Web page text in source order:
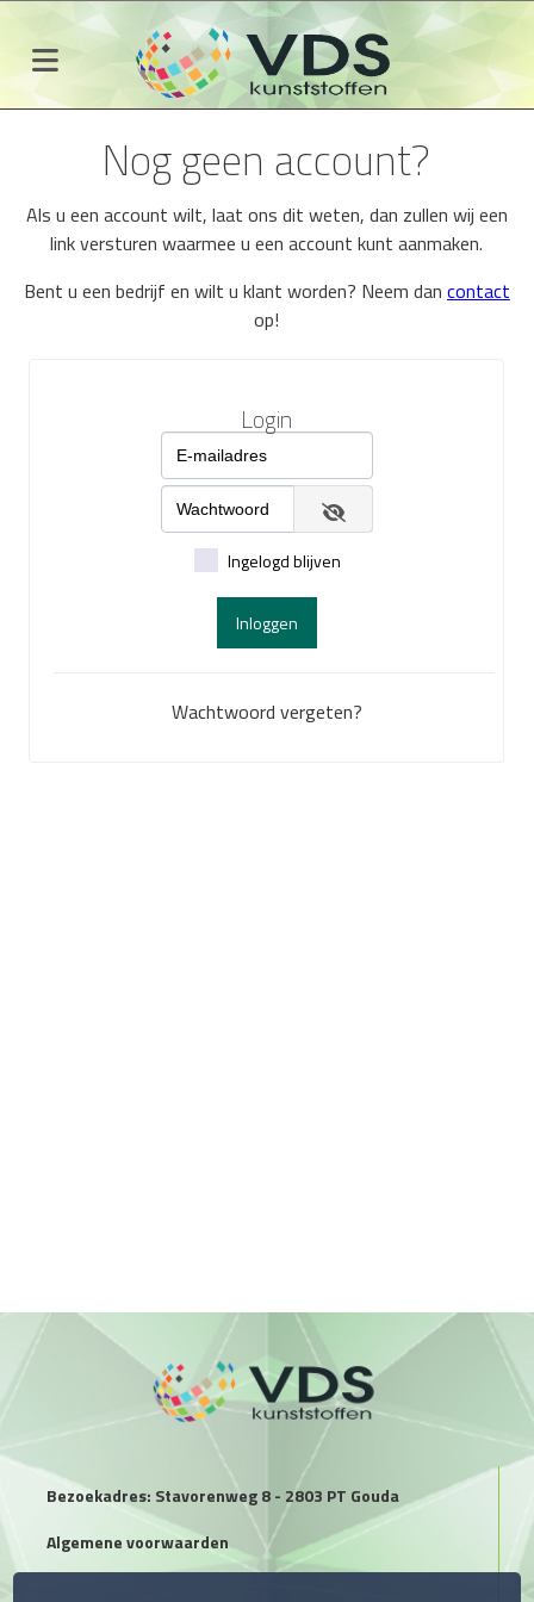
Nog geen account?
Als u een account wilt, laat ons dit weten, dan zullen wij een
link versturen waarmee u een account kunt aanmaken.
Bent u een bedrijf en wilt u klant worden? Neem dan contact
op!
Login
Ingelogd blijven
Inloggen
Wachtwoord vergeten?
Bezoekadres: Stavorenweg 8 - 2803 PT Gouda
Algemene voorwaarden